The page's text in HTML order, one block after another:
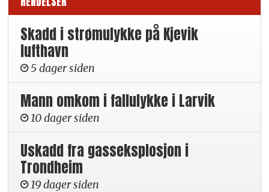
Skadd i strømulykke på Kjevik
lufthavn
5 dager siden
Mann omkom i fallulykke i Larvik
10 dager siden
Uskadd fra gasseksplosjon i
Trondheim
19 dager siden